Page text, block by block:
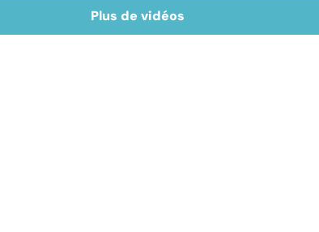
Plus de vidéos